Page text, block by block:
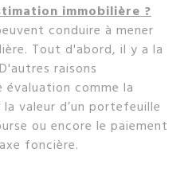
immobilière ?
conduire à mener
Tout d'abord, il y a la
raisons
comme la
valeur d’un portefeuille
ou encore le paiement
foncière.